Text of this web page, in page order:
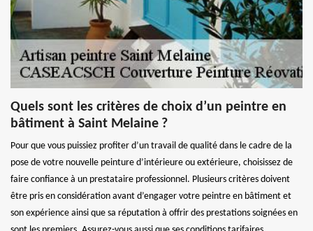
Quels sont les critères de choix d’un peintre en
bâtiment à Saint Melaine ?
Pour que vous puissiez profiter d’un travail de qualité dans le cadre de la
pose de votre nouvelle peinture d’intérieure ou extérieure, choisissez de
faire confiance à un prestataire professionnel. Plusieurs critères doivent
être pris en considération avant d’engager votre peintre en bâtiment et
son expérience ainsi que sa réputation à offrir des prestations soignées en